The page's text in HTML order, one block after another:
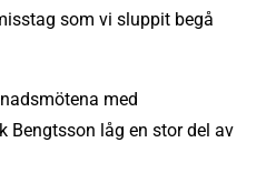
som vi sluppit begå
med
Bengtsson låg en stor del av